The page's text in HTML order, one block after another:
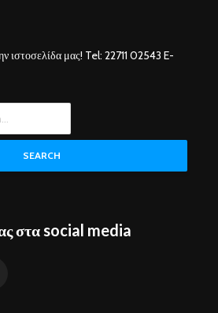
ιστοσελίδα μας! Tel: 22711 02543 E-
SEARCH
στα social media